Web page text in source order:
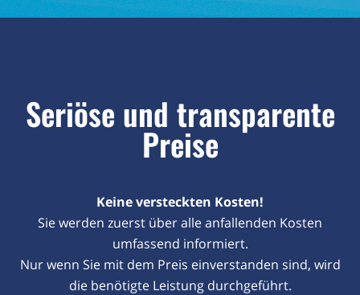
Seriöse und transparente
Preise
Keine versteckten Kosten!
Sie werden zuerst über alle anfallenden Kosten
umfassend informiert.
Nur wenn Sie mit dem Preis einverstanden sind, wird
die benötigte Leistung durchgeführt.